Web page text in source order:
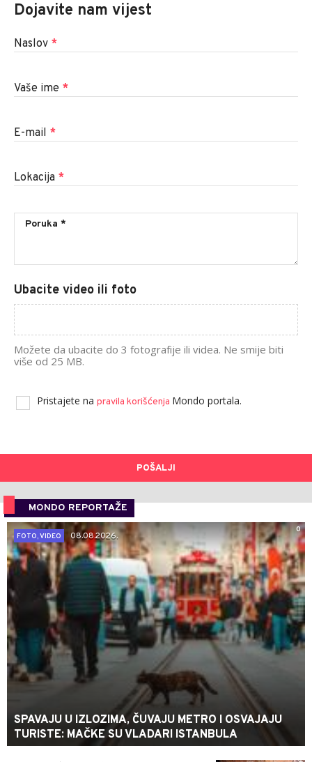
Dojavite nam vijest
Naslov *
Vaše ime *
E-mail *
Lokacija *
Ubacite video ili foto
Možete da ubacite do 3 fotografije ili videa. Ne smije biti
više od 25 MB.
Pristajete na pravila korišćenja Mondo portala.
POŠALJI
MONDO REPORTAŽE
0
FOTO, VIDEO
08.08.2026.
SPAVAJU U IZLOZIMA, ČUVAJU METRO I OSVAJAJU
TURISTE: MAČKE SU VLADARI ISTANBULA